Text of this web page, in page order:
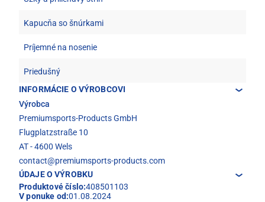
Kapucňa so šnúrkami
Príjemné na nosenie
Priedušný
INFORMÁCIE O VÝROBCOVI
Výrobca
Premiumsports-Products GmbH
Flugplatzstraße 10
AT - 4600 Wels
contact@premiumsports-products.com
ÚDAJE O VÝROBKU
Produktové číslo:408501103
V ponuke od:01.08.2024